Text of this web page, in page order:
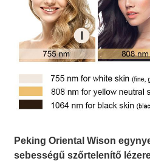
Peking Oriental Wison
sebességű szőrtelenítő